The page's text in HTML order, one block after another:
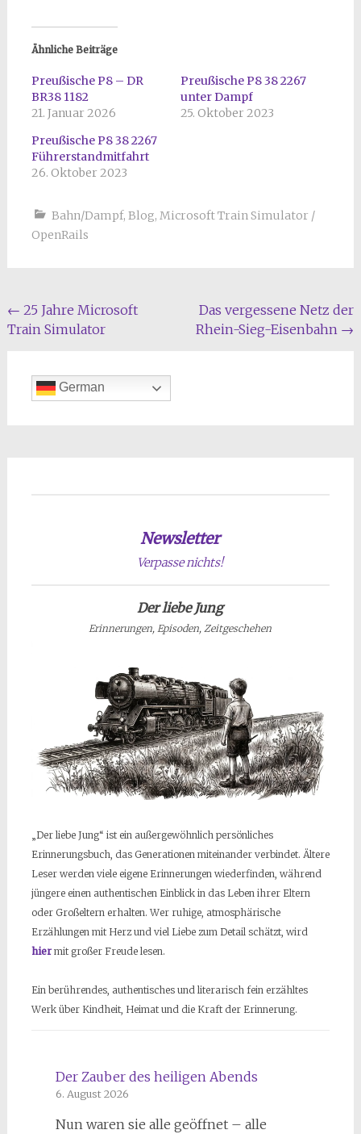
Ähnliche Beiträge
Preußische P8 – DR
BR38 1182
21. Januar 2026
Preußische P8 38 2267
unter Dampf
25. Oktober 2023
Preußische P8 38 2267
Führerstandmitfahrt
26. Oktober 2023
Bahn/Dampf, Blog, Microsoft Train Simulator /
OpenRails
Beitragsnavigation
← 25 Jahre Microsoft
Train Simulator
Das vergessene Netz der
Rhein-Sieg-Eisenbahn →
German
Newsletter
Verpasse nichts!
Der liebe Jung
Erinnerungen, Episoden, Zeitgeschehen
„Der liebe Jung“ ist ein außergewöhnlich persönliches
Erinnerungsbuch, das Generationen miteinander verbindet. Ältere
Leser werden viele eigene Erinnerungen wiederfinden, während
jüngere einen authentischen Einblick in das Leben ihrer Eltern
oder Großeltern erhalten. Wer ruhige, atmosphärische
Erzählungen mit Herz und viel Liebe zum Detail schätzt, wird
hiermit großer Freude lesen.
Ein berührendes, authentisches und literarisch fein erzähltes
Werk über Kindheit, Heimat und die Kraft der Erinnerung.
Der Zauber des heiligen Abends
6. August 2026
Nun waren sie alle geöffnet – alle